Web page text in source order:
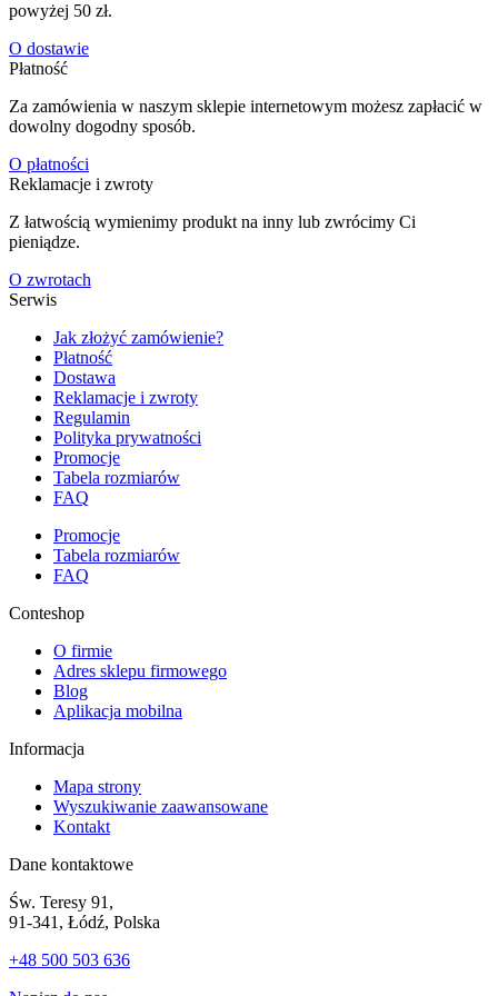
powyżej 50 zł.
O dostawie
Płatność
Za zamówienia w naszym sklepie internetowym możesz zapłacić w
dowolny dogodny sposób.
O płatności
Reklamacje i zwroty
Z łatwością wymienimy produkt na inny lub zwrócimy Ci
pieniądze.
O zwrotach
Serwis
Jak złożyć zamówienie?
Płatność
Dostawa
Reklamacje i zwroty
Regulamin
Polityka prywatności
Promocje
Tabela rozmiarów
FAQ
Promocje
Tabela rozmiarów
FAQ
Conteshop
O firmie
Adres sklepu firmowego
Blog
Aplikacja mobilna
Informacja
Mapa strony
Wyszukiwanie zaawansowane
Kontakt
Dane kontaktowe
Św. Teresy 91,
91-341, Łódź, Polska
+48 500 503 636